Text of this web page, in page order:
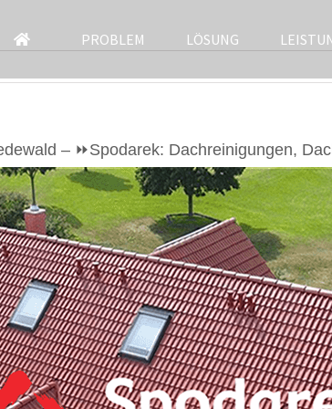
PROBLEM LÖSUNG
– ⏩Spodarek: Dachreinigungen,